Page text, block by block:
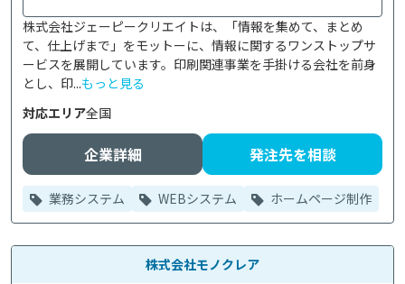
株式会社ジェーピークリエイトは、「情報を集めて、まとめ
て、仕上げまで」をモットーに、情報に関するワンストップサ
ービスを展開しています。印刷関連事業を手掛ける会社を前身
とし、印...もっと見る
対応エリア全国
企業詳細 発注先を相談
業務システム WEBシステム ホームページ制作
株式会社モノクレア